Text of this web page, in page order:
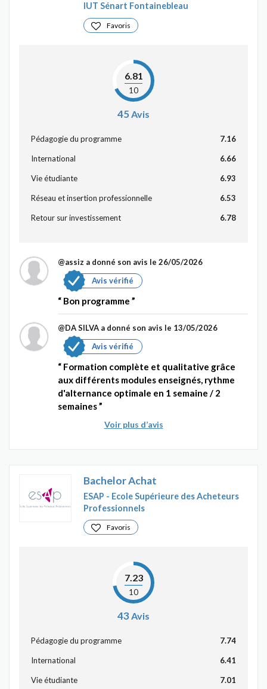
IUT Sénart Fontainebleau
Favoris
6.81
10
45 Avis
Pédagogie du programme 7.16
International 6.66
Vie étudiante 6.93
Réseau et insertion professionnelle 6.53
Retour sur investissement 6.78
@assiz a donné son avis le 26/05/2026
Avis vérifié
Bon programme
@DA SILVA a donné son avis le 13/05/2026
Avis vérifié
Formation complète et qualitative grâce
aux différents modules enseignés, rythme
d'alternance optimale en 1 semaine / 2
semaines
Voir plus d’avis
Bachelor Achat
ESAP - Ecole Supérieure des Acheteurs
Professionnels
Favoris
7.23
10
43Avis
Pédagogie du programme 7.74
International 6.41
Vie étudiante 7.01